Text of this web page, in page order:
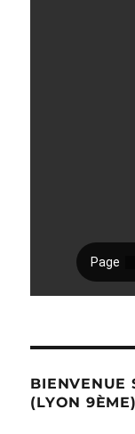
BIENVENUE
(LYON 9ÈME)